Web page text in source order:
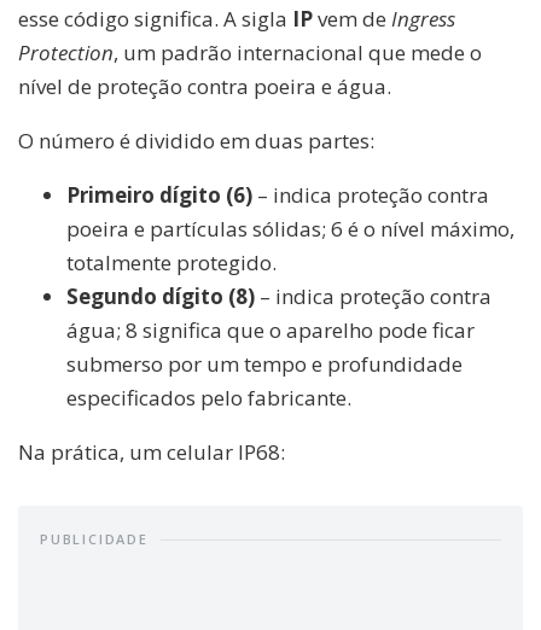
esse código significa. A sigla IPvem de Ingress
Protection, um padrão internacional que mede o
nível de proteção contra poeira e água.
O número é dividido em duas partes:
Primeiro dígito (6) – indica proteção contra
poeira e partículas sólidas; 6 é o nível máximo,
totalmente protegido.
Segundo dígito (8) – indica proteção contra
água; 8 significa que o aparelho pode ficar
submerso por um tempo e profundidade
especificados pelo fabricante.
Na prática, um celular IP68:
PUBLICIDADE